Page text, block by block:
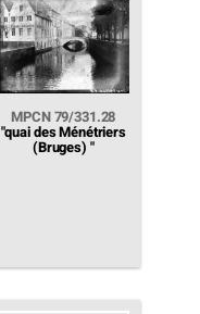
MPCN 79/331.28
"quai des Ménétriers
(Bruges) "